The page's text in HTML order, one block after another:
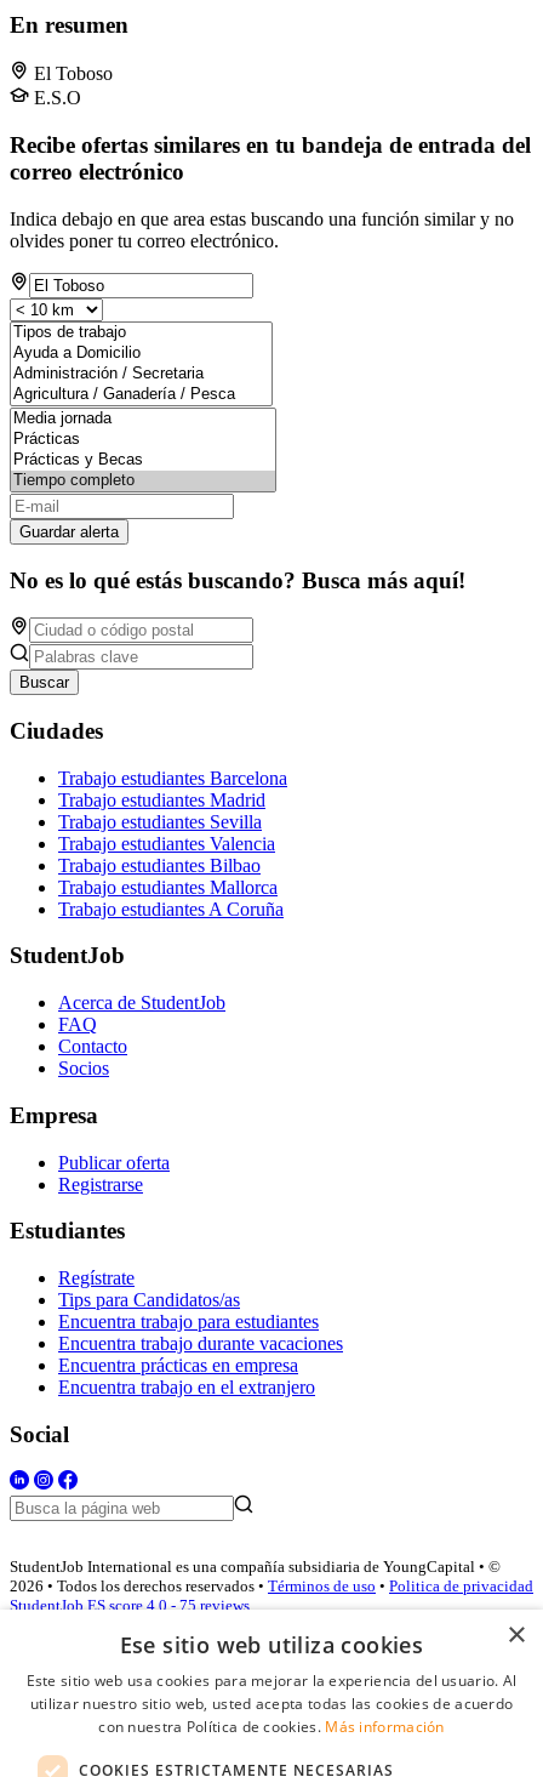
En resumen
El Toboso
E.S.O
Recibe ofertas similares en tu bandeja de entrada del
correo electrónico
Indica debajo en que area estas buscando una función similar y no
olvides poner tu correo electrónico.
Guardar alerta
No es lo qué estás buscando? Busca más aquí!
Buscar
Ciudades
Trabajo estudiantes Barcelona
Trabajo estudiantes Madrid
Trabajo estudiantes Sevilla
Trabajo estudiantes Valencia
Trabajo estudiantes Bilbao
Trabajo estudiantes Mallorca
Trabajo estudiantes A Coruña
StudentJob
Acerca de StudentJob
FAQ
Contacto
Socios
Empresa
Publicar oferta
Registrarse
Estudiantes
Regístrate
Tips para Candidatos/as
Encuentra trabajo para estudiantes
Encuentra trabajo durante vacaciones
Encuentra prácticas en empresa
Encuentra trabajo en el extranjero
Social
StudentJob International es una compañía subsidiaria de YoungCapital • ©
2026 • Todos los derechos reservados • Términos de uso • Politica de privacidad
StudentJob ES score 4.0 - 75 reviews
Acceso empresas
×
Ese sitio web utiliza cookies
Este sitio web usa cookies para mejorar la experiencia del usuario. Al
utilizar nuestro sitio web, usted acepta todas las cookies de acuerdo
con nuestra Política de cookies. Más información
COOKIES ESTRICTAMENTE NECESARIAS